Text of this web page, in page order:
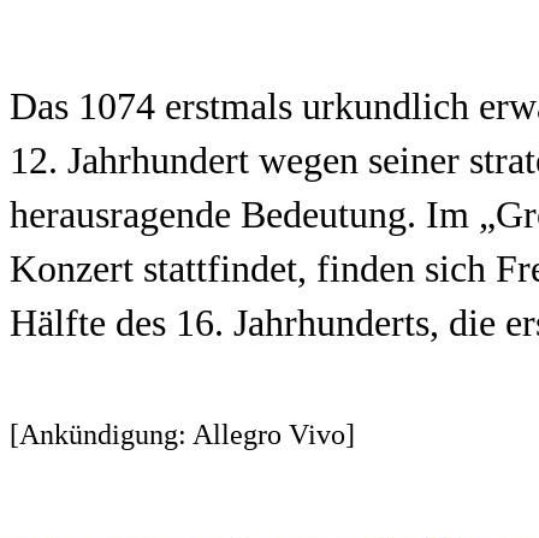
Das 1074 erstmals urkundlich
12. Jahrhundert wegen seiner
herausragende Bedeutung. Im
Konzert stattfindet, finden sich
Hälfte des 16. Jahrhunderts, die
[Ankündigung: Allegro Vivo]